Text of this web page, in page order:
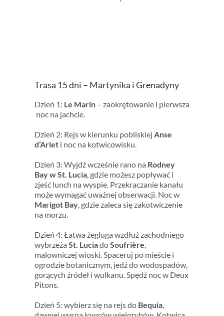
Trasa 15 dni – Martynika i Grenadyny
Dzień 1: Le Marin– zaokrętowanie i pierwsza
noc na jachcie.
Dzień 2: Rejs w kierunku pobliskiej Anse
d’Arleti noc na kotwicowisku.
Dzień 3: Wyjdź wcześnie rano na Rodney
Bay w St. Lucia, gdzie możesz popływać i
zjeść lunch na wyspie. Przekraczanie kanału
może wymagać uważnej obserwacji. Noc w
Marigot Bay, gdzie zaleca się zakotwiczenie
na morzu.
Dzień 4: Łatwa żegluga wzdłuż zachodniego
wybrzeża St. LuciadoSoufrière
malowniczej wioski. Spaceruj po mieście i
ogrodzie botanicznym, jedź do wodospadów,
gorących źródeł i wulkanu. Spędź noc w Deux
Pitons.
Dzień 5: wybierz się na rejs do Bequia,